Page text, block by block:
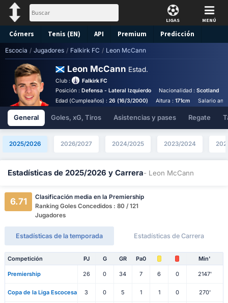
LIGAS MENÚ
Córners Tenis (EN) API Premium Predicción
Escocia / Jugadores / Falkirk FC / Leon McCann
Leon McCann Estad.
Club :
Falkirk FC
Posición : Defensa - Lateral Izquierdo Nacionalidad :Scotland
Edad (Cumpleaños) : 26 (16/3/2000) Altura :171cm Salario
General Goles, xG, Tiros Asistencias y pases Regate
2025/2026 2026/2027 2024/2025 2023/2024
Estadísticas de 2025/2026 y Carrera- Leon McCann
6.71
Clasificación media en la Premiership
Ranking Goles Concedidos : 80 / 121
Jugadores
Estadísticas de la temporada Estadísticas de Carrera
Competición PJ G GR Pa0 Min'
Premiership 26 0 34 7 6 0 2147'
Copa de la Liga Escocesa 3 0 5 1 1 0 270'